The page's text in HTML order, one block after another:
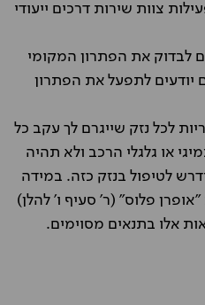
צוות שירות דרכים ייעודי
לבדוק את הפתרון המקומי
יודעים לתפעל את הפתרון
לכל נזק שייגרם לך עקב כל
או גלגלי הרכב ולא תהיה
לטיפול בנזק כזה. במידה
פלוס" (ר' סעיף ו' להלן)
אלו בתנאים מסוימים.